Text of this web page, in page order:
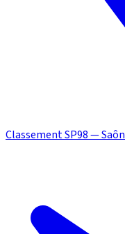
Classement SP98 —